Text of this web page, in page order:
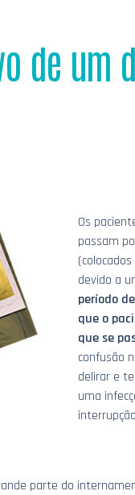
de um
Os
passam
devido a
período
que o
que se
confusão
delirar e
uma
parte do